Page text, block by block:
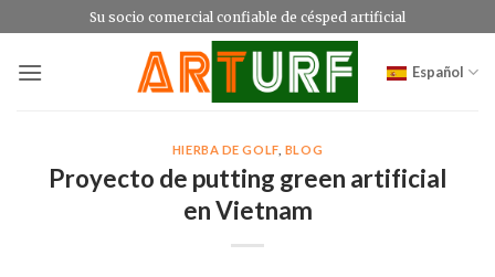
al
contenido
Su socio comercial confiable de césped artificial
Español
HIERBA DE GOLF, BLOG
Proyecto de putting green artificial
en Vietnam